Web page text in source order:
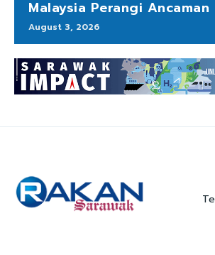
Malaysia Perangi
August 3, 2026